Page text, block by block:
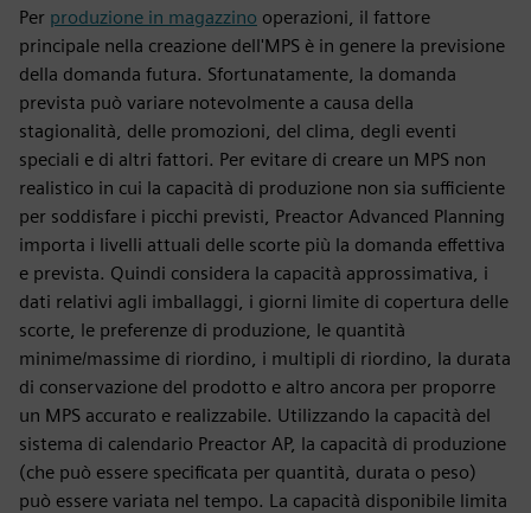
Per produzione in magazzino operazioni, il fattore
principale nella creazione dell'MPS è in genere la previsione
della domanda futura. Sfortunatamente, la domanda
prevista può variare notevolmente a causa della
stagionalità, delle promozioni, del clima, degli eventi
speciali e di altri fattori. Per evitare di creare un MPS non
realistico in cui la capacità di produzione non sia sufficiente
per soddisfare i picchi previsti, Preactor Advanced Planning
importa i livelli attuali delle scorte più la domanda effettiva
e prevista. Quindi considera la capacità approssimativa, i
dati relativi agli imballaggi, i giorni limite di copertura delle
scorte, le preferenze di produzione, le quantità
minime/massime di riordino, i multipli di riordino, la durata
di conservazione del prodotto e altro ancora per proporre
un MPS accurato e realizzabile. Utilizzando la capacità del
sistema di calendario Preactor AP, la capacità di produzione
(che può essere specificata per quantità, durata o peso)
può essere variata nel tempo. La capacità disponibile limita